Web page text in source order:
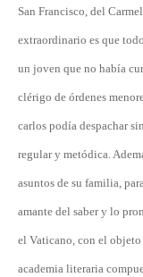
San Francisco, del
extraordinario es que
un joven que no había
clérigo de órdenes
carlos podía despachar
regular y metódica.
asuntos de su familia,
amante del saber y lo
el Vaticano, con el
academia literaria